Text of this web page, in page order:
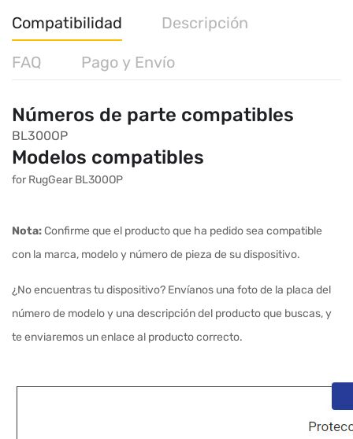
Compatibilidad Descripción
FAQ Pago y Envío
Números de parte compatibles
BL300OP
Modelos compatibles
for RugGear BL300OP
Nota:Confirme que el producto que ha pedido sea compatible
con la marca, modelo y número de pieza de su dispositivo.
¿No encuentras tu dispositivo? Envíanos una foto de la placa del
número de modelo y una descripción del producto que buscas, y
te enviaremos un enlace al producto correcto.